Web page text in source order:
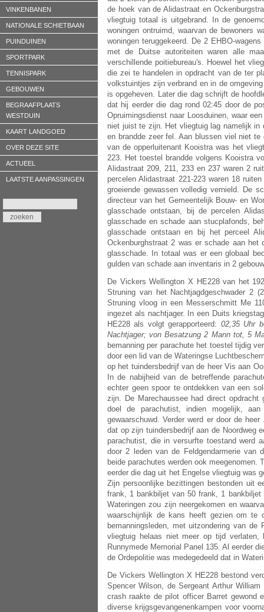
VINKENBANEN
NATIONALE SCHIETBAAN
PUINDUINEN
SPORTPARK
TENNISPARK
GEBOUWEN
BEGRAAFPLAATS
WESTDUIN
KAART LANDGOED
OVER DEZE SITE
ACTUEEL
LAATSTE AANPASSINGEN
de hoek van de Alidastraat en
vliegtuig totaal is uitgebrand. In de
woningen ontruimd, waarvan de bewoners
woningen teruggekeerd. De2 EHBO-
met de Duitse autoriteiten waren alle
verschillende poitiebureau's. Hoewel het
die zei te handelen in opdracht van de ter
volkstuintjes zijn verbrand en in de
is opgeheven. Later die dag schrijft de
dat hij eerder die dag rond 02:45 door de
Opruimingsdienst naar Loosduinen, waar
niet juist te zijn. Het vliegtuig lag namelijk in
en brandde zeer fel. Aan blussen viel niet
van de opperluitenant Kooistra was het
223. Het toestel brandde volgens Kooistra
Alidastraat 209, 211, 233 en 237 waren 2
percelen Alidastraat 221-223 waren 18
groeiende gewassen volledig vernield. De
directeur van het Gemeentelijk Bouw- en
glasschade ontstaan, bij de percelen
glasschade en schade aan stucplafonds,
glasschade ontstaan en bij het perceel
Ockenburghstraat 2 was er schade aan
glasschade. In totaal was er een globaal
gulden van schade aan inventaris in 2
De Vickers Wellington X HE228 van het
Struning van het Nachtjagdgeschwader 2
Struning vloog in een Messerschmitt Me
ingezet als nachtjager. In een Duits
HE228 als volgt gerapporteerd: 02,35 Uhr
Nachtjager; von Besatzung 2 Mann tot, 5
bemanning per parachute het toestel tijdig
door een lid van de Wateringse
op het tuindersbedrijf van de heer Vis aan
In de nabijheid van de betreffende
echter geen spoor te ontdekken van een
zijn. De Marechaussee had direct
doel de parachutist, indien mogelijk,
gewaarschuwd. Verder werd er door de
dat op zijn tuindersbedrijf aan de Noordweg
parachutist, die in versurfte toestand werd
door 2 leden van de Feldgendarmerie van
beide parachutes werden ook
eerder die dag uit het Engelse vliegtuig was
Zijn persoonlijke bezittingen bestonden uit
frank, 1 bankbiljet van 50 frank, 1
Wateringen zou zijn neergekomen en
waarschijnlijk de kans heeft gezien om te
bemanningsleden, met uitzondering van
vliegtuig helaas niet meer op tijd
Runnymede Memorial Panel 135. Al eerder
de Ordepolitie was medegedeeld dat in
De Vickers Wellington X HE228 bestond
Spencer Wilson, de Sergeant Arthur
crash raakte de pilot officer Barret gewond
diverse krijgsgevangenenkampen voor